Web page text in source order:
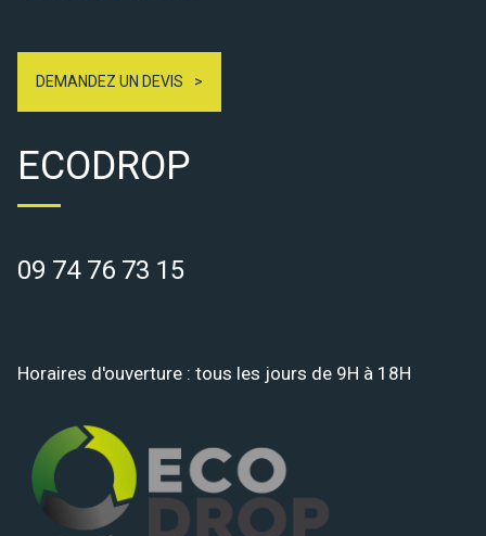
DEMANDEZ UN DEVIS
ECODROP
09 74 76 73 15
Horaires d'ouverture : tous les jours de 9H à 18H